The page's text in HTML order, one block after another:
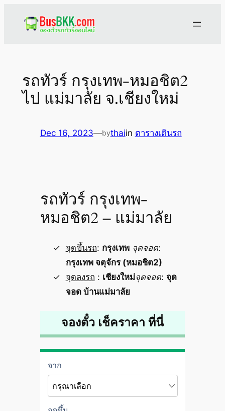
รถทัวร์ กรุงเทพ-หมอชิต2
ไป แม่มาลัย จ.เชียงใหม่
Dec 16, 2023—bythaiin ตารางเดินรถ
รถทัวร์ กรุงเทพ-
หมอชิต2 – แม่มาลัย
จุดขึ้นรถ: กรุงเทพ จุดจอด:
กรุงเทพ จตุจักร (หมอชิต2)
จุดลงรถ : เชียงใหม่จุดจอด: จุด
จอด บ้านแม่มาลัย
จองตั๋ว เช็คราคา ที่นี่